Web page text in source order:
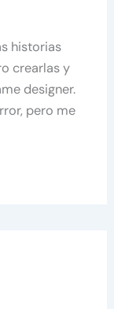
historias
crearlas y
designer.
pero me